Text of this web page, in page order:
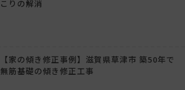
こりの解消
【家の傾き修正事例】滋賀県草津市 築50年で
無筋基礎の傾き修正工事